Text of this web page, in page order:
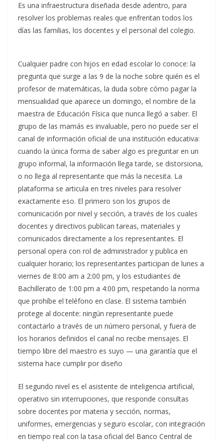
Es una infraestructura diseñada desde adentro, para
resolver los problemas reales que enfrentan todos los
días las familias, los docentes y el personal del colegio.
Cualquier padre con hijos en edad escolar lo conoce: la
pregunta que surge a las 9 de la noche sobre quién es el
profesor de matemáticas, la duda sobre cómo pagar la
mensualidad que aparece un domingo, el nombre de la
maestra de Educación Física que nunca llegó a saber. El
grupo de las mamás es invaluable, pero no puede ser el
canal de información oficial de una institución educativa:
cuando la única forma de saber algo es preguntar en un
grupo informal, la información llega tarde, se distorsiona,
o no llega al representante que más la necesita. La
plataforma se articula en tres niveles para resolver
exactamente eso. El primero son los grupos de
comunicación por nivel y sección, a través de los cuales
docentes y directivos publican tareas, materiales y
comunicados directamente a los representantes. El
personal opera con rol de administrador y publica en
cualquier horario; los representantes participan de lunes a
viernes de 8:00 am a 2:00 pm, y los estudiantes de
Bachillerato de 1:00 pm a 4:00 pm, respetando la norma
que prohíbe el teléfono en clase. El sistema también
protege al docente: ningún representante puede
contactarlo a través de un número personal, y fuera de
los horarios definidos el canal no recibe mensajes. El
tiempo libre del maestro es suyo — una garantía que el
sistema hace cumplir por diseño
El segundo nivel es el asistente de inteligencia artificial,
operativo sin interrupciones, que responde consultas
sobre docentes por materia y sección, normas,
uniformes, emergencias y seguro escolar, con integración
en tiempo real con la tasa oficial del Banco Central de